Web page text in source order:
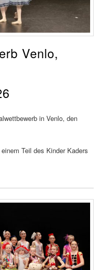
Venlo,
in Venlo, den
Teil des Kinder Kaders